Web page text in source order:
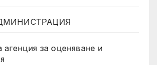
за оценяване и